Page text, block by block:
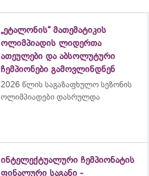
„ეტალონის“ მათემატიკის
ოლიმპიადის ლიდერთა
ათეულები და აბსოლუტური
ჩემპიონები გამოვლინდნენ
2026 წლის საგაზაფხულო სეზონის
ოლიმპიადები დასრულდა
ინტელექტუალური ჩემპიონატის
ფინალური საგანი -